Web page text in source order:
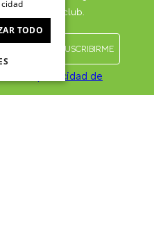
para el Crocsclub.
de privacidad de
TODO